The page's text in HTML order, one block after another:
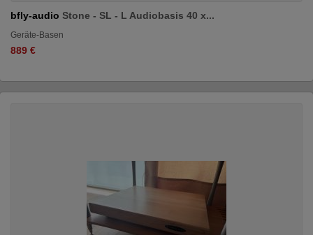
bfly-audio Stone - SL - L Audiobasis 40 x...
Geräte-Basen
889 €